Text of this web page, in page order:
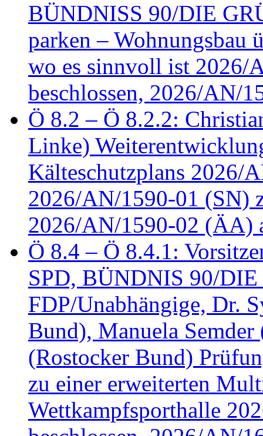
BÜNDNISS 90/DIE
parken – Wohnungsbau
wo es sinnvoll ist 2026/
beschlossen, 2026/AN/
Ö 8.2 – Ö 8.2.2:
Linke)
Kälteschutzplans 2026/
2026/AN/1590-01 (SN)
2026/AN/1590-02 (ÄA)
Ö 8.4 – Ö 8.4.1:
SPD, BÜNDNIS 90/
FDP/Unabhängige, Dr.
Bund), Manuela
(Rostocker Bund)
zu einer erweiterten
Wettkampfsporthalle